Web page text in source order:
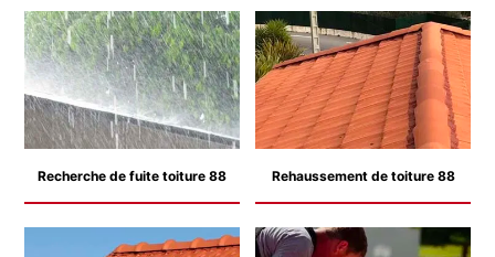
Recherche de fuite toiture 88 Rehaussement de toiture 88